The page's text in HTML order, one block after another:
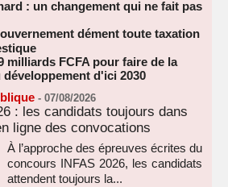
: un changement qui ne fait pas
dément toute taxation
milliards FCFA pour faire de la
d'ici 2030
- 07/08/2026
: les candidats toujours dans
ligne des convocations
À l’approche des épreuves écrites du
concours INFAS 2026, les candidats
attendent toujours la...